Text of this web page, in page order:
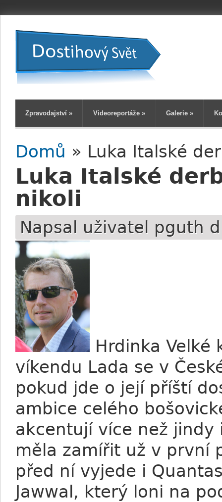
Zpravodajství » Videoreportáže » Galerie »
Jste zde
Domů » Luka Italské
Luka Italské
nikoli
Napsal uživatel pguth
Hrdinka Velké
víkendu Lada se v
pokud jde o její příští
ambice celého
akcentují více než
měla zamířit už v první
před ní vyjede i
Jawwal, který loni na